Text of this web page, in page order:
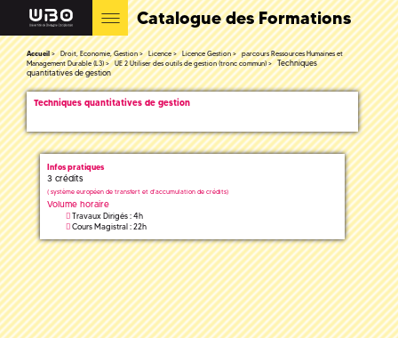
Catalogue des Formations
Accueil Droit, Economie, Gestion Licence Licence Gestion
parcours Ressources Humaines et
Management Durable (L3)
UE 2 Utiliser des outils de gestion (tronc commun)
Techniques
quantitatives de gestion
Techniques quantitatives de gestion
Infos pratiques
3 crédits
( système européen de transfert et d'accumulation de crédits)
Volume horaire
Travaux Dirigés : 4h
Cours Magistral : 22h